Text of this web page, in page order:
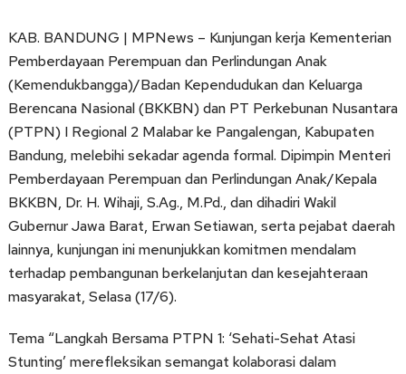
KAB. BANDUNG | MPNews – Kunjungan kerja Kementerian
Pemberdayaan Perempuan dan Perlindungan Anak
(Kemendukbangga)/Badan Kependudukan dan Keluarga
Berencana Nasional (BKKBN) dan PT Perkebunan Nusantara
(PTPN) I Regional 2 Malabar ke Pangalengan, Kabupaten
Bandung, melebihi sekadar agenda formal. Dipimpin Menteri
Pemberdayaan Perempuan dan Perlindungan Anak/Kepala
BKKBN, Dr. H. Wihaji, S.Ag., M.Pd., dan dihadiri Wakil
Gubernur Jawa Barat, Erwan Setiawan, serta pejabat daerah
lainnya, kunjungan ini menunjukkan komitmen mendalam
terhadap pembangunan berkelanjutan dan kesejahteraan
masyarakat, Selasa (17/6).
Tema “Langkah Bersama PTPN 1: ‘Sehati-Sehat Atasi
Stunting’ merefleksikan semangat kolaborasi dalam